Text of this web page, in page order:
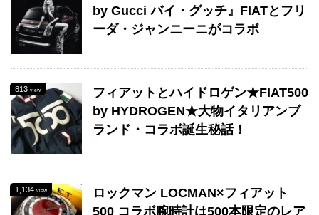
by Gucci バイ・グッチ』FIATとフリ
ーダ・ジャンニーニがコラボ
813 view
フィアットとハイドロゲン★FIAT500
by HYDROGEN★大物イタリアンブ
ランド・コラボ誕生秘話！
1,134 view
ロックマン LOCMAN×フィアット
500 コラボ腕時計は500本限定のレア